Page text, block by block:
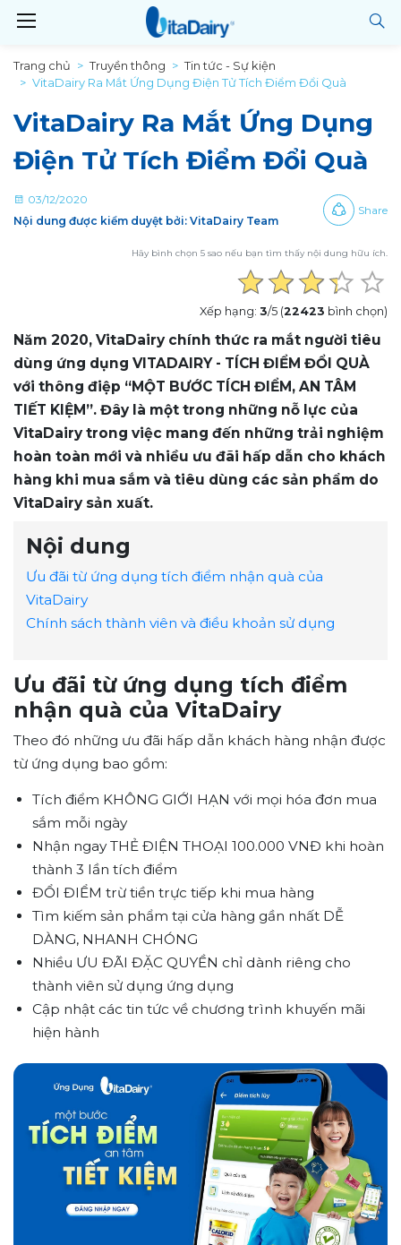
Trang chủ Truyền thông
Tin tức - Sự kiện
VitaDairy Ra Mắt Ứng Dụng Điện Tử Tích Điểm Đổi Quà
VitaDairy Ra Mắt Ứng Dụng
Điện Tử Tích Điểm Đổi Quà
03/12/2020
Nội dung được kiểm duyệt bởi: VitaDairy Team
Share
Hãy bình chọn 5 sao nếu bạn tìm thấy nội dung hữu ích.
Xếp hạng: 3/5 (22423 bình chọn)
Năm 2020, VitaDairy chính thức ra mắt người tiêu
dùng ứng dụng VITADAIRY - TÍCH ĐIỂM ĐỔI QUÀ
với thông điệp “MỘT BƯỚC TÍCH ĐIỂM, AN TÂM
TIẾT KIỆM”. Đây là một trong những nỗ lực của
VitaDairy trong việc mang đến những trải nghiệm
hoàn toàn mới và nhiều ưu đãi hấp dẫn cho khách
hàng khi mua sắm và tiêu dùng các sản phẩm do
VitaDairy sản xuất.
Nội dung
Ưu đãi từ ứng dụng tích điểm nhận quà của
VitaDairy
Chính sách thành viên và điều khoản sử dụng
Ưu đãi từ ứng dụng tích điểm
nhận quà của VitaDairy
Theo đó những ưu đãi hấp dẫn khách hàng nhận được
từ ứng dụng bao gồm:
Tích điểm KHÔNG GIỚI HẠN với mọi hóa đơn mua
sắm mỗi ngày
Nhận ngay THẺ ĐIỆN THOẠI 100.000 VNĐ khi hoàn
thành 3 lần tích điểm
ĐỔI ĐIỂM trừ tiền trực tiếp khi mua hàng
Tìm kiếm sản phẩm tại cửa hàng gần nhất DỄ
DÀNG, NHANH CHÓNG
Nhiều ƯU ĐÃI ĐẶC QUYỀN chỉ dành riêng cho
thành viên sử dụng ứng dụng
Cập nhật các tin tức về chương trình khuyến mãi
hiện hành